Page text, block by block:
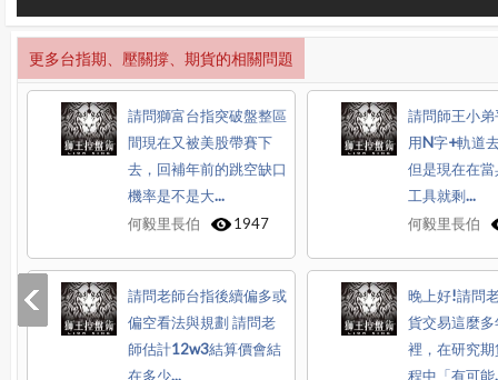
更多台指期、壓關撐、期貨的相關問題
請問獅富台指突破盤整區
間現在又被美股帶賽下
去，回補年前的跳空缺口
機率是不是大...
何毅里長伯
1947
請問師王小
用N字+軌道
但是現在在
工具就剩...
何毅里長伯
請問老師台指後續偏多或
偏空看法與規劃 請問老
師估計12w3結算價會結
在多少...
晚上好!請問
貨交易這麼
裡，在研究
程中「有可能